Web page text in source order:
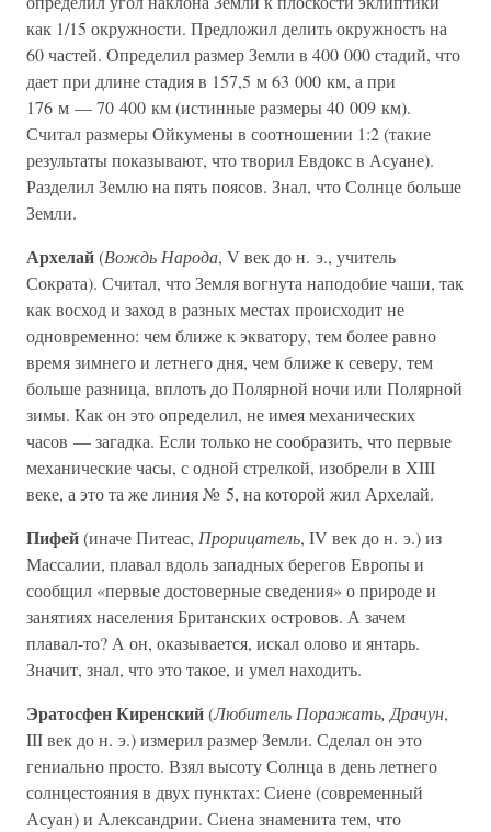
как 1/15 окружности. Предложил делить окружность на
60 частей. Определил размер Земли в 400 000 стадий, что
дает при длине стадия в 157,5 м 63 000 км, а при
176 м — 70 400 км (истинные размеры 40 009 км).
Считал размеры Ойкумены в соотношении 1:2 (такие
результаты показывают, что творил Евдокс в Асуане).
Разделил Землю на пять поясов. Знал, что Солнце больше
Земли.
Архелай(Вождь Народа, V век до н. э., учитель
Сократа). Считал, что Земля вогнута наподобие чаши, так
как восход и заход в разных местах происходит не
одновременно: чем ближе к экватору, тем более равно
время зимнего и летнего дня, чем ближе к северу, тем
больше разница, вплоть до Полярной ночи или Полярной
зимы. Как он это определил, не имея механических
часов — загадка. Если только не сообразить, что первые
механические часы, с одной стрелкой, изобрели в XIII
веке, а это та же линия № 5, на которой жил Архелай.
Пифей(иначе Питеас, Прорицатель, IV век до н. э.) из
Массалии, плавал вдоль западных берегов Европы и
сообщил «первые достоверные сведения» о природе и
занятиях населения Британских островов. А зачем
плавал-то? А он, оказывается, искал олово и янтарь.
Значит, знал, что это такое, и умел находить.
Эратосфен Киренский(Любитель Поражать, Драчун,
III век до н. э.) измерил размер Земли. Сделал он это
гениально просто. Взял высоту Солнца в день летнего
солнцестояния в двух пунктах: Сиене (современный
Асуан) и Александрии. Сиена знаменита тем, что